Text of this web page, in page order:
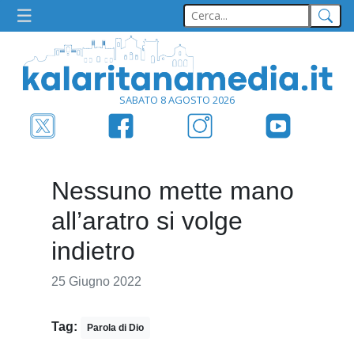
SABATO 8 AGOSTO 2026
Nessuno mette mano
all’aratro si volge
indietro
25 Giugno 2022
Tag: Parola di Dio